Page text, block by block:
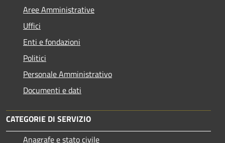
Aree Amministrative
Uffici
Enti e fondazioni
Politici
Personale Amministrativo
Documenti e dati
CATEGORIE DI SERVIZIO
Anagrafe e stato civile